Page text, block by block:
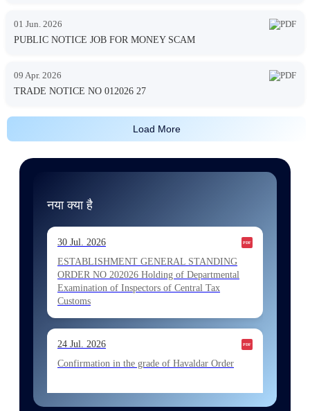
01 Jun. 2026
PUBLIC NOTICE JOB FOR MONEY SCAM
09 Apr. 2026
TRADE NOTICE NO 012026 27
Load More
नया क्या है
30 Jul. 2026
ESTABLISHMENT GENERAL STANDING
ORDER NO 202026 Holding of Departmental
Examination of Inspectors of Central Tax
Customs
24 Jul. 2026
Confirmation in the grade of Havaldar Order